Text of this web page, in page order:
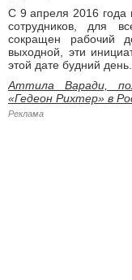
С 9 апреля 2016 года
сотрудников, для
сокращен рабочий
выходной, эти
этой дате будний день.
Аттила Варади,
«Гедеон Рихтер» в
Реклама